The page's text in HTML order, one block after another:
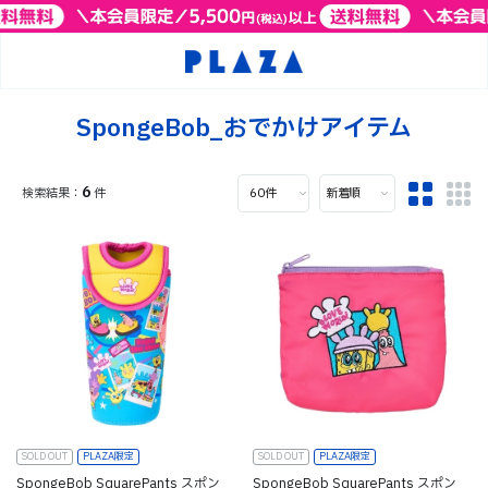
SpongeBob_おでかけアイテム
6件
SOLD OUT PLAZA限定
SpongeBob SquarePants スポン
SOLD OUT PLAZA限定
SpongeBob SquarePants スポン